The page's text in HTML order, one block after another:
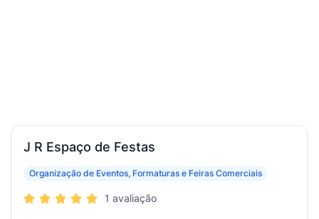
J R Espaço de Festas
Organização de Eventos, Formaturas e Feiras Comerciais
1 avaliação